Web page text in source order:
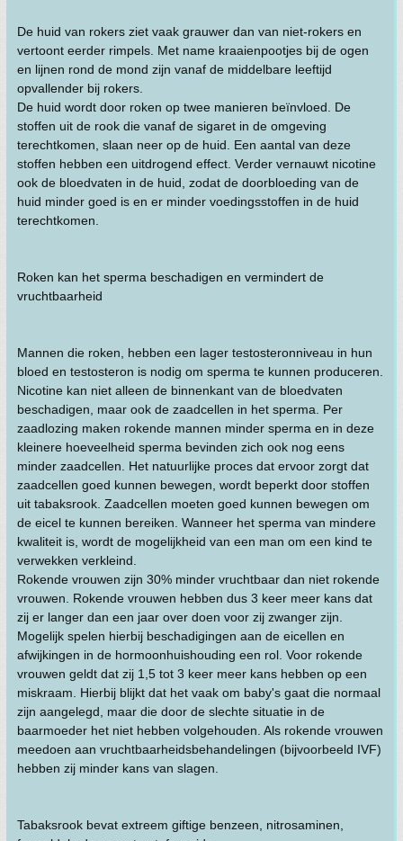
De huid van rokers ziet vaak grauwer dan van niet-rokers en
vertoont eerder rimpels. Met name kraaienpootjes bij de ogen
en lijnen rond de mond zijn vanaf de middelbare leeftijd
opvallender bij rokers.
De huid wordt door roken op twee manieren beïnvloed. De
stoffen uit de rook die vanaf de sigaret in de omgeving
terechtkomen, slaan neer op de huid. Een aantal van deze
stoffen hebben een uitdrogend effect. Verder vernauwt nicotine
ook de bloedvaten in de huid, zodat de doorbloeding van de
huid minder goed is en er minder voedingsstoffen in de huid
terechtkomen.
Roken kan het sperma beschadigen en vermindert de
vruchtbaarheid
Mannen die roken, hebben een lager testosteronniveau in hun
bloed en testosteron is nodig om sperma te kunnen produceren.
Nicotine kan niet alleen de binnenkant van de bloedvaten
beschadigen, maar ook de zaadcellen in het sperma. Per
zaadlozing maken rokende mannen minder sperma en in deze
kleinere hoeveelheid sperma bevinden zich ook nog eens
minder zaadcellen. Het natuurlijke proces dat ervoor zorgt dat
zaadcellen goed kunnen bewegen, wordt beperkt door stoffen
uit tabaksrook. Zaadcellen moeten goed kunnen bewegen om
de eicel te kunnen bereiken. Wanneer het sperma van mindere
kwaliteit is, wordt de mogelijkheid van een man om een kind te
verwekken verkleind.
Rokende vrouwen zijn 30% minder vruchtbaar dan niet rokende
vrouwen. Rokende vrouwen hebben dus 3 keer meer kans dat
zij er langer dan een jaar over doen voor zij zwanger zijn.
Mogelijk spelen hierbij beschadigingen aan de eicellen en
afwijkingen in de hormoonhuishouding een rol. Voor rokende
vrouwen geldt dat zij 1,5 tot 3 keer meer kans hebben op een
miskraam. Hierbij blijkt dat het vaak om baby's gaat die normaal
zijn aangelegd, maar die door de slechte situatie in de
baarmoeder het niet hebben volgehouden. Als rokende vrouwen
meedoen aan vruchtbaarheidsbehandelingen (bijvoorbeeld IVF)
hebben zij minder kans van slagen.
Tabaksrook bevat extreem giftige benzeen, nitrosaminen,